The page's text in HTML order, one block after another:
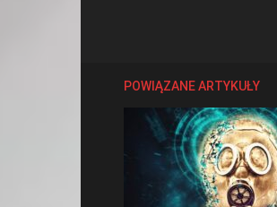
POWIĄZANE ARTYKUŁY